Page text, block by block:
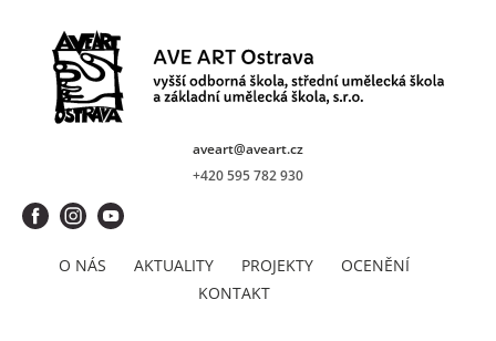
O NÁS AKTUALITY PROJEKTY
OCENĚNÍ
KONTAKT
aveart@aveart.cz
+420 595 782 930